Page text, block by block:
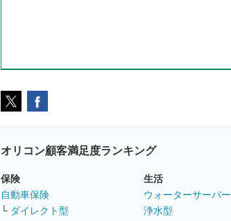
オリコン顧客満足度ランキング
保険
自動車保険
└ ダイレクト型
生活
ウォーターサーバー
浄水型